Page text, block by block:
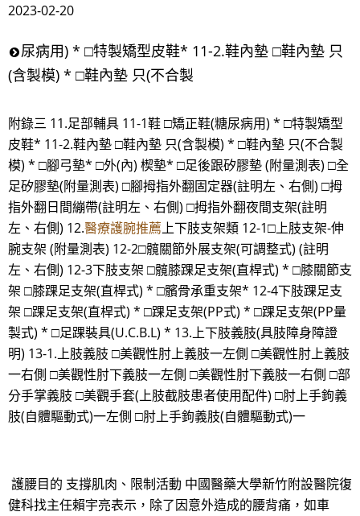
2023-02-20
尿病用) * □特製矯型皮鞋* 11-2.鞋內墊 □鞋內墊 只
(含製模) * □鞋內墊 只(不合製
附錄三 11.足部輔具 11-1鞋 □矯正鞋(糖尿病用) * □特製矯型
皮鞋* 11-2.鞋內墊 □鞋內墊 只(含製模) * □鞋內墊 只(不合製
模) * □腳弓墊* □外(內) 楔墊* □足後跟矽膠墊 (附量測表) □全
足矽膠墊(附量測表) □腳拇指外翻固定器(註明左、右側) □拇
指外翻日間繃帶(註明左、右側) □拇指外翻夜間支架(註明
左、右側) 12.醫療護腕推薦上下肢支架類 12-1□上肢支架-伸
腕支架 (附量測表) 12-2□髖關節外展支架(可調整式) (註明
左、右側) 12-3下肢支架 □髖膝踝足支架(直桿式) * □膝關節支
架 □膝踝足支架(直桿式) * □髕骨承重支架* 12-4下肢踝足支
架 □踝足支架(直桿式) * □踝足支架(PP式) * □踝足支架(PP量
製式) * □足踝裝具(U.C.B.L) * 13.上下肢義肢(具肢障身障證
明) 13-1.上肢義肢 □美觀性肘上義肢一左側 □美觀性肘上義肢
一右側 □美觀性肘下義肢一左側 □美觀性肘下義肢一右側 □部
分手掌義肢 □美觀手套(上肢截肢患者使用配件) □肘上手鉤義
肢(自體驅動式)一左側 □肘上手鉤義肢(自體驅動式)一
護腰目的 支撐肌肉、限制活動 中國醫藥大學新竹附設醫院復
健科找主任賴宇亮表示，除了因意外造成的腰背痛，如車